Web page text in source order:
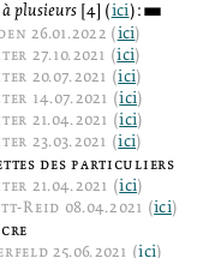
plusieurs [4] (ici):3
26.01.2022 (ici)
27.10.2021 (ici)
20.07.2021 (ici)
14.07.2021 (ici)
21.04.2021 (ici)
23.03.2021 (ici)
des particuliers
21.04.2021 (ici)
Reid 08.04.2021 (ici)
25.06.2021 (ici)